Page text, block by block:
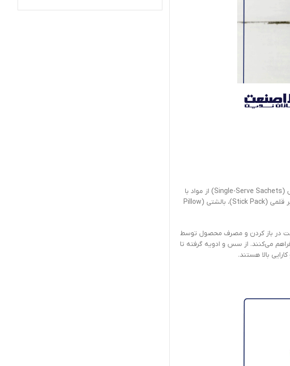
دستگاه‌های بسته‌بندی ساشه، به عنوان ماشین‌آلات تخصصی، برای تولید بسته‌بندی‌های کوچک، تک‌نفره و با حجم مشخص (Single-Serve Sachets) از مواد با
گرانروی‌های متفاوت (مایعات، پودرها و گرانول‌ها) طراحی شده‌اند. این تجهیزات قابلیت تولید ساشه در فرم‌های متنوعی نظیر قلمی (Stick Pack)، بالشتی (Pillow
در باز کردن و مصرف محصول توسط
می‌کنند. از سس و ادویه گرفته تا
بالا هستند.